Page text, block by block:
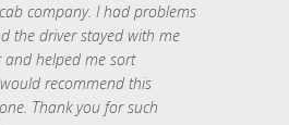
company. I had problems
the driver stayed with me
helped me sort
recommend this
Thank you for such